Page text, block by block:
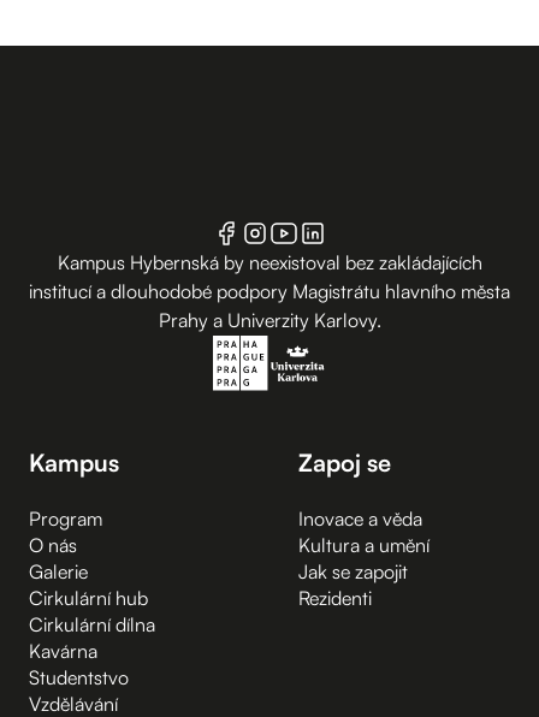
Kampus Hybernská by neexistoval bez zakládajících
institucí a dlouhodobé podpory Magistrátu hlavního města
Prahy a Univerzity Karlovy.
Kampus
Program
O nás
Galerie
Cirkulární hub
Cirkulární dílna
Kavárna
Studentstvo
Vzdělávání
Zapoj se
Inovace a věda
Kultura a umění
Jak se zapojit
Rezidenti